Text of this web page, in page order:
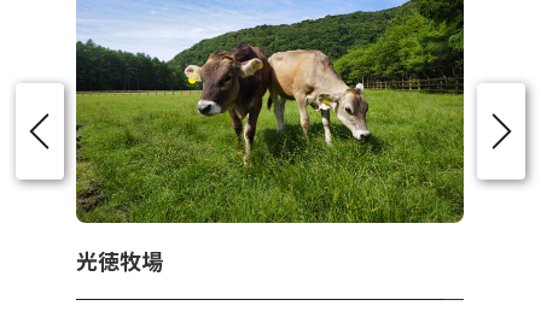
光徳牧場